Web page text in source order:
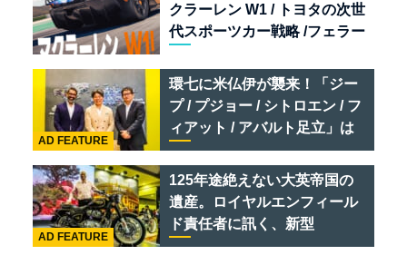
クラーレン W1 / トヨタの次世
代スポーツカー戦略 /フェラー
リオ /ベントレー スーパース
ポーツ
環七に米仏伊が襲来！「ジー
プ / プジョー / シトロエン / フ
ィアット / アバルト足立」は
クルマのセレクトショップで
ある
AD FEATURE
125年途絶えない大英帝国の
遺産。ロイヤルエンフィール
ド責任者に訊く、新型
「BULLET 650」と“時間の
AD FEATURE